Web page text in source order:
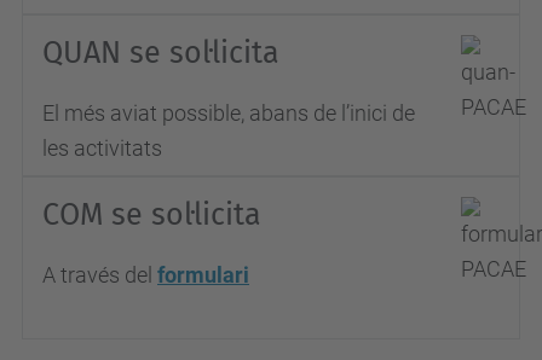
QUAN se sol·licita
El més aviat possible, abans de l’inici de
les activitats
COM se sol·licita
A través del formulari